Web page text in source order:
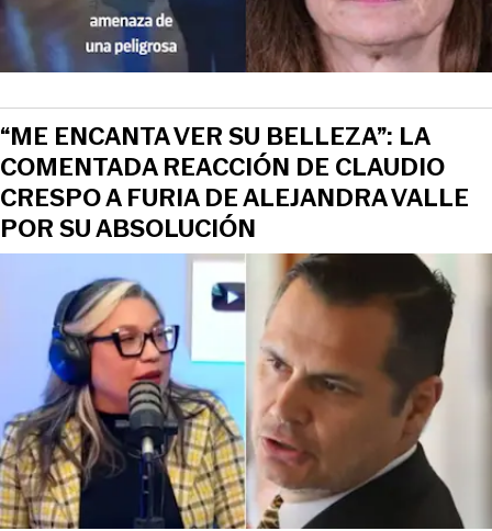
“ME ENCANTA VER SU BELLEZA”: LA
COMENTADA REACCIÓN DE CLAUDIO
CRESPO A FURIA DE ALEJANDRA VALLE
POR SU ABSOLUCIÓN